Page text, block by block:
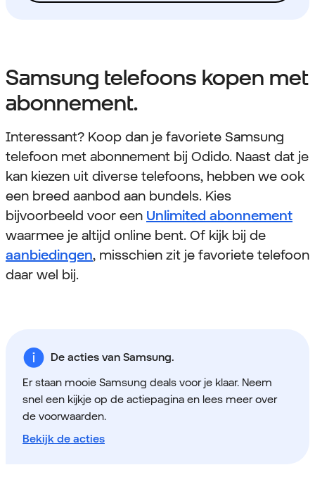
Samsung telefoons kopen met
abonnement.
Interessant? Koop dan je favoriete Samsung
telefoon met abonnement bij Odido. Naast dat je
kan kiezen uit diverse telefoons, hebben we ook
een breed aanbod aan bundels. Kies
bijvoorbeeld voor een Unlimited abonnement
waarmee je altijd online bent. Of kijk bij de
aanbiedingen, misschien zit je favoriete telefoon
daar wel bij.
De acties van Samsung.
Er staan mooie Samsung deals voor je klaar. Neem
snel een kijkje op de actiepagina en lees meer over
de voorwaarden.
Bekijk de acties